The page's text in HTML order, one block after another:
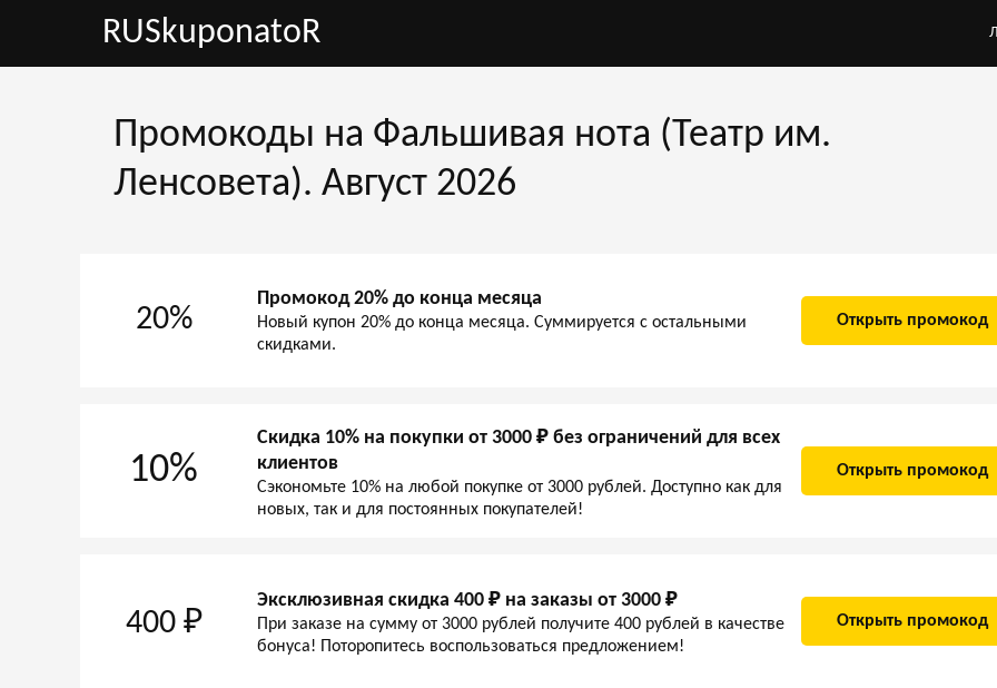
RUSkuponatoR
Промокоды на Фальшивая нота (Театр им.
Ленсовета). Август 2026
20%
Промокод 20% до конца месяца
Новый купон 20% до конца месяца. Суммируется с остальными
скидками.
Открыть промокод
10%
Скидка 10% на покупки от 3000 ₽ без ограничений для всех
клиентов
Сэкономьте 10% на любой покупке от 3000 рублей. Доступно как для
новых, так и для постоянных покупателей!
Открыть промокод
400 ₽
Эксклюзивная скидка 400 ₽ на заказы от 3000 ₽
При заказе на сумму от 3000 рублей получите 400 рублей в качестве
бонуса! Поторопитесь воспользоваться предложением!
Открыть промокод